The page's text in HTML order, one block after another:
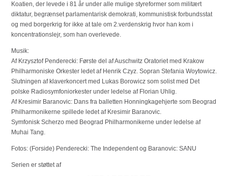
Koatien, der levede i 81 år under alle mulige styreformer som militært
diktatur, begrænset parlamentarisk demokrati, kommunistisk forbundsstat
og med borgerkrig for ikke at tale om 2.verdenskrig hvor han kom i
koncentrationslejr, som han overlevede.
Musik:
Af Krzysztof Penderecki: Første del af Auschwitz Oratoriet med Krakow
Philharmoniske Orkester ledet af Henrik Czyz. Sopran Stefania Woytowicz.
Slutningen af klaverkoncert med Lukas Borowicz som solist med Det
polske Radiosymfoniorkester under ledelse af Florian Uhlig.
Af Kresimir Baranovic: Dans fra balletten Honningkagehjerte som Beograd
Philharmonikerne spillede ledet af Kresimir Baranovic.
Symfonisk Scherzo med Beograd Philharmonikerne under ledelse af
Muhai Tang.
Fotos: (Forside) Penderecki: The Independent og Baranovic: SANU
Serien er støttet af